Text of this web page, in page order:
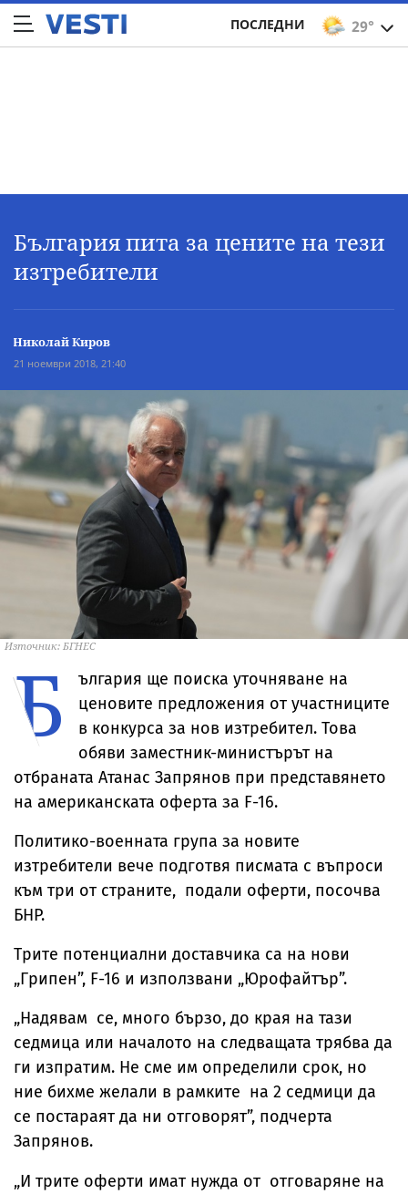
29°
ПОСЛЕДНИ
България пита за цените на тези
изтребители
Николай Киров
21 ноември 2018, 21:40
Източник: БГНЕС
Б
ългария ще поиска уточняване на
ценовите предложения от участниците
в конкурса за нов изтребител. Това
обяви заместник-министърът на
отбраната Атанас Запрянов при представянето
на американската оферта за F-16.
Политико-военната група за новите
изтребители вече подготвя писмата с въпроси
към три от страните, подали оферти, посочва
БНР.
Трите потенциални доставчика са на нови
„Грипен”, F-16 и използвани „Юрофайтър”.
„Надявам се, много бързо, до края на тази
седмица или началото на следващата трябва да
ги изпратим. Не сме им определили срок, но
ние бихме желали в рамките на 2 седмици да
се постараят да ни отговорят”, подчерта
Запрянов.
„И трите оферти имат нужда от отговаряне на